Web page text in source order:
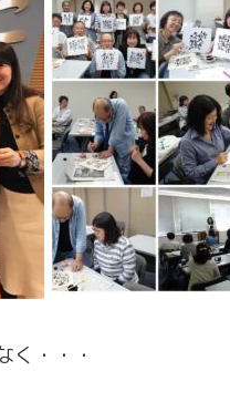
く・・・